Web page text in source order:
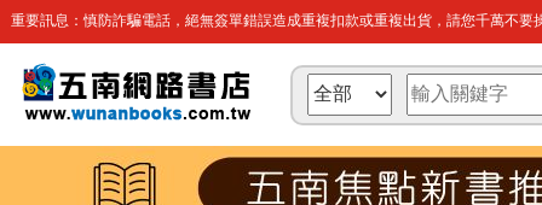
重要訊息：慎防詐騙電話，絕無簽單錯誤造成重複扣款或重複出貨，請您千萬不要